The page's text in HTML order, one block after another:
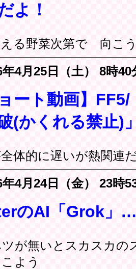
よ！
る野菜次第で 向こ
年4月25日（土） 8時40
ョート動画】
(かくれる禁止)
体的に遅いが熱関連
年4月24日（金） 23時
のAI「Grok」
が無いとスカスカの
よう